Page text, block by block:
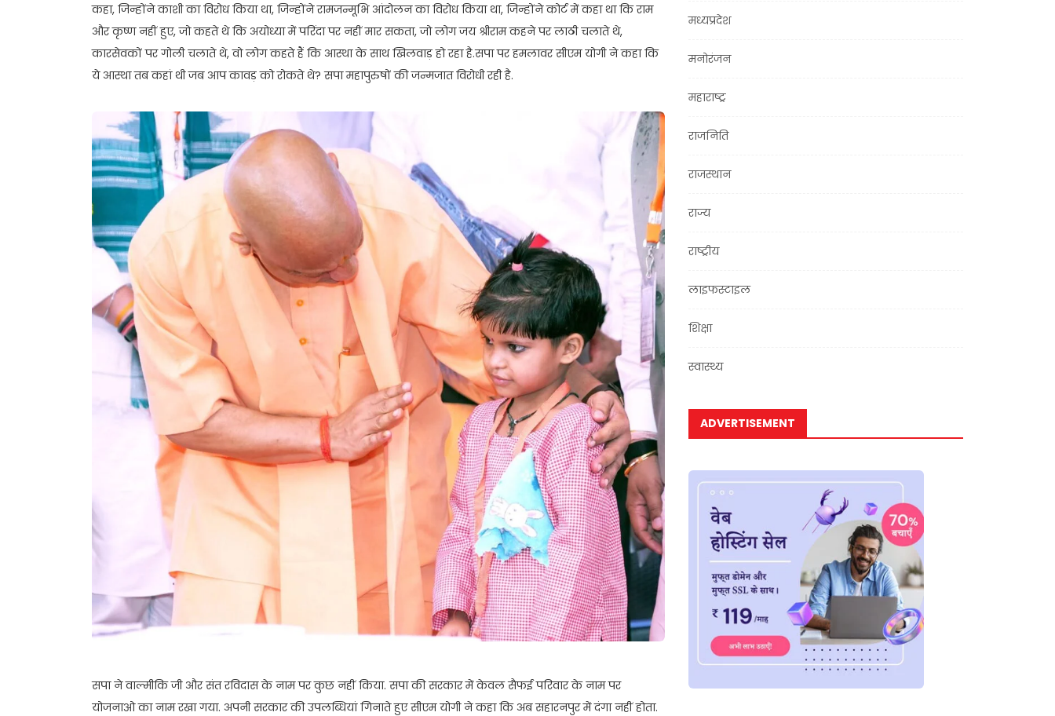
कहा, जिन्होंने काशी का विरोध किया था, जिन्होंने रामजन्मूभि आंदोलन का विरोध किया था, जिन्होंने कोर्ट में कहा था कि राम
और कृष्ण नहीं हुए, जो कहते थे कि अयोध्या में परिंदा पर नहीं मार सकता, जो लोग जय श्रीराम कहने पर लाठी चलाते थे,
कारसेवकों पर गोली चलाते थे, वो लोग कहते हैं कि आस्था के साथ खिलवाड़ हो रहा है.सपा पर हमलावर सीएम योगी ने कहा कि
ये आस्था तब कहां थी जब आप कावड़ को रोकते थे? सपा महापुरुषों की जन्मजात विरोधी रही है.
सपा ने वाल्मीकि जी और संत रविदास के नाम पर कुछ नहीं किया. सपा की सरकार में केवल सैफई परिवार के नाम पर
योजनाओ का नाम रखा गया. अपनी सरकार की उपलब्धियां गिनाते हुए सीएम योगी ने कहा कि अब सहारनपुर में दंगा नहीं होता.
मध्यप्रदेश
मनोरंजन
महाराष्ट्र
राजनिति
राजस्थान
राज्य
राष्ट्रीय
लाइफस्टाइल
शिक्षा
स्वास्थ्य
ADVERTISEMENT